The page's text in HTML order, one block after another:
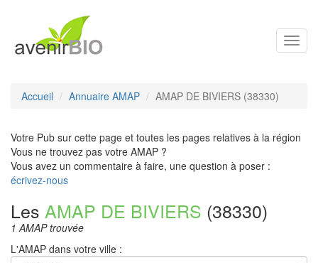
Accueil Annuaire AMAP AMAP DE BIVIERS (38330)
Votre Pub sur cette page et toutes les pages relatives à la région
Vous ne trouvez pas votre AMAP ?
Vous avez un commentaire à faire, une question à poser :
écrivez-nous
Les AMAP DE BIVIERS (38330)
1 AMAP trouvée
L'AMAP dans votre ville :